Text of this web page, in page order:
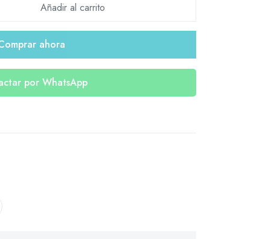
Añadir al carrito
ahora
por WhatsApp